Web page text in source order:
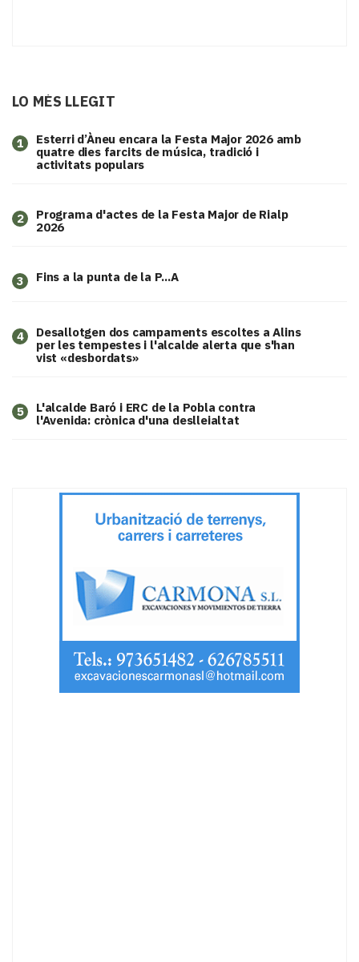
LO MÉS LLEGIT
1
Esterri d’Àneu encara la Festa Major 2026 amb
quatre dies farcits de música, tradició i
activitats populars
2
Programa d'actes de la Festa Major de Rialp
2026
3 Fins a la punta de la P...A
4
​Desallotgen dos campaments escoltes a Alins
per les tempestes i l'alcalde alerta que s'han
vist «desbordats»
5
L'alcalde Baró i ERC de la Pobla contra
l'Avenida: crònica d'una deslleialtat